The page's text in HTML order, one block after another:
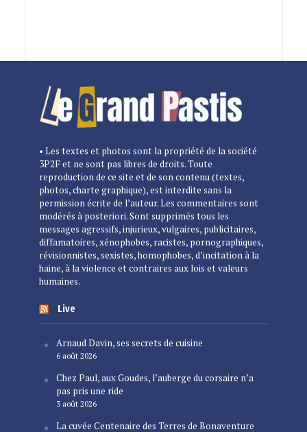
• Les textes et photos sont la propriété de la société
3P2F et ne sont pas libres de droits. Toute
reproduction de ce site et de son contenu (textes,
photos, charte graphique), est interdite sans la
permission écrite de l’auteur. Les commentaires sont
modérés à posteriori. Sont supprimés tous les
messages agressifs, injurieux, vulgaires, publicitaires,
diffamatoires, xénophobes, racistes, pornographiques,
révisionnistes, sexistes, homophobes, d’incitation à la
haine, à la violence et contraires aux lois et valeurs
humaines.
Live
Arnaud Davin, ses secrets de cuisine
6 août 2026
Chez Paul, aux Goudes, l’auberge du corsaire n’a
pas pris une ride
3 août 2026
La cuvée Centenaire des Terres de Bonaventure